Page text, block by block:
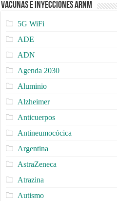
Vacunas e Inyecciones ARNm
5G WiFi
ADE
ADN
Agenda 2030
Aluminio
Alzheimer
Anticuerpos
Antineumocócica
Argentina
AstraZeneca
Atrazina
Autismo